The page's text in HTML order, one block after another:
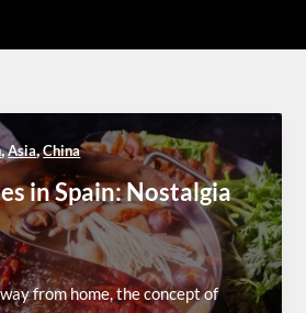
,Asia,China
in Spain: Nostalgia
from home, the concept of